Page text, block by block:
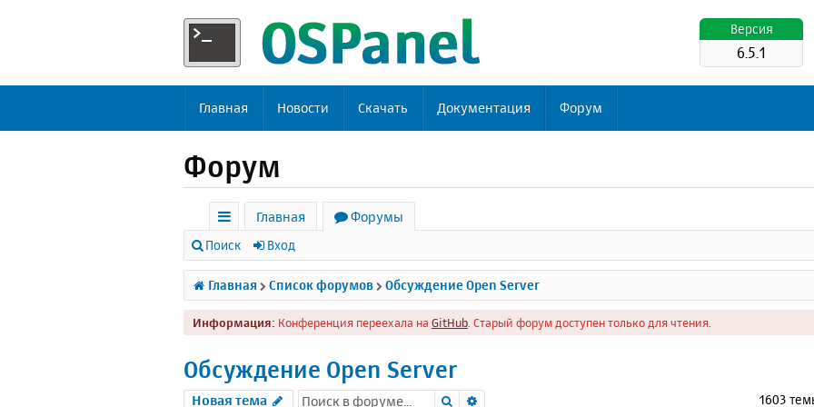
Версия
6.5.1
Главная Новости Скачать Документация Форум
Форум
с
ы
л
к
Главная
Форумы
Поиск Вход
Главная Список форумов Обсуждение Open Server
Информация: Конференция переехала на GitHub . Старый форум доступен только для чтения.
Обсуждение Open Server
Новая тема Поиск 1603